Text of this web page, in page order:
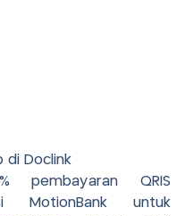
di Doclink
pembayaran QRIS
MotionBank untuk